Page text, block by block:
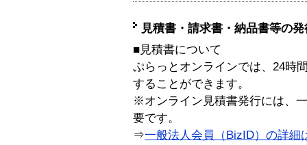
見積書・請求書・納品書等の
■見積書について
ぷらっとオンラインでは、24時
することができます。
※オンライン見積書発行には、
要です。
⇒一般法人会員（BizID）の詳細